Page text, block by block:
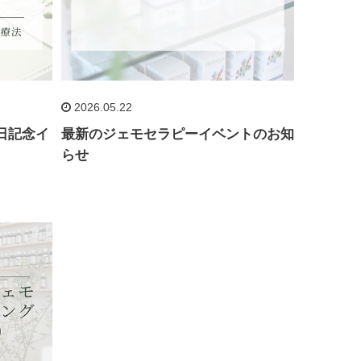
記念イ
2026.05.22
最新のジェモセラピーイベントのお知
らせ